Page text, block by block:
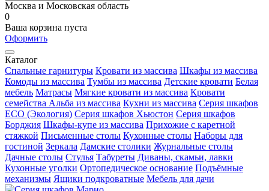
Москва и Московская область
0
Ваша корзина пуста
Оформить
Каталог
Спальные гарнитуры Кровати из массива Шкафы из массива
Комоды из массива Тумбы из массива Детские кровати Белая
мебель Матрасы Мягкие кровати из массива Кровати
семейства Альба из массива Кухни из массива Серия шкафов
ECO (Экология) Серия шкафов Хьюстон Серия шкафов
Борджия Шкафы-купе из массива Прихожие с каретной
стяжкой Письменные столы Кухонные столы Наборы для
гостиной Зеркала Дамские столики Журнальные столы
Дачные столы Стулья Табуреты Диваны, скамьи, лавки
Кухонные уголки Ортопедическое основание Подъёмные
механизмы Ящики подкроватные Мебель для дачи